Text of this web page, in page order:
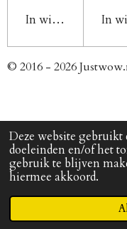
Deze website gebruikt
doeleinden en/of het
gebruik te blijven
hiermee akkoord.
In winkelwagen
In
© 2016 - 2026